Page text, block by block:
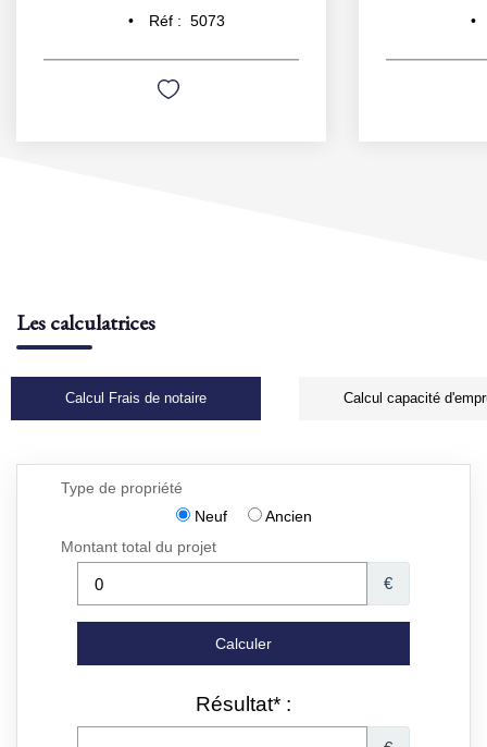
Réf : 5073
Les calculatrices
Calcul Frais de notaire Calcul capacité